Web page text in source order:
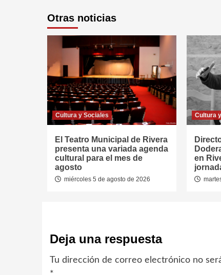
Otras noticias
Cultura y Sociales
El Teatro Municipal de Rivera
presenta una variada agenda
cultural para el mes de
agosto
miércoles 5 de agosto de 2026
Cultura
en
Deja una respuesta
Tu dirección de correo electrónico no